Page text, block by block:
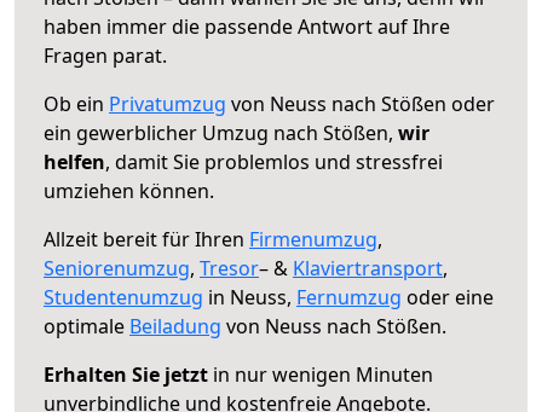
haben immer die passende Antwort auf Ihre
Fragen parat.
Ob ein Privatumzug von Neuss nach Stößen oder
ein gewerblicher Umzug nach Stößen, wir
helfen, damit Sie problemlos und stressfrei
umziehen können.
Allzeit bereit für Ihren Firmenumzug,
Seniorenumzug, Tresor– & Klaviertransport,
Studentenumzug in Neuss, Fernumzug oder eine
optimale Beiladung von Neuss nach Stößen.
Erhalten Sie jetzt in nur wenigen Minuten
unverbindliche und kostenfreie Angebote.